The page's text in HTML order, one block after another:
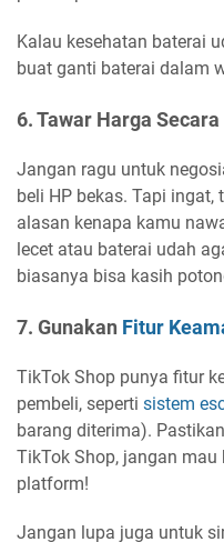
Kalau kesehatan baterai
buat ganti baterai dalam
6. Tawar Harga
Jangan ragu untuk
beli HP bekas. Tapi
alasan kenapa kamu
lecet atau baterai udah
biasanya bisa kasih
7. Gunakan Fitur
TikTok Shop punya fitur
pembeli, seperti sistem
barang diterima).
TikTok Shop, jangan
platform!
Jangan lupa juga untuk